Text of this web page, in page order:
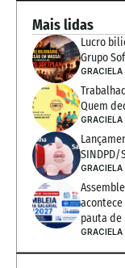
Mais lidas
Lucro
Grupo
GRACIELA
Quem
GRACIELA
SINDPD/
GRACIELA
pauta
GRACIELA